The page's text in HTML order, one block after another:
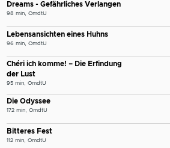
Dreams - Gefährliches Verlangen
98 min, OmdtU
Lebensansichten eines Huhns
96 min, OmdtU
Chéri ich komme! – Die Erfindung
der Lust
95 min, OmdtU
Die Odyssee
172 min, OmdtU
Bitteres Fest
112 min, OmdtU